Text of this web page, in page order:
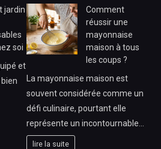
jardin
soi
et
Comment
réussir une
mayonnaise
maison à tous
les coups ?
La mayonnaise maison est
souvent considérée comme un
défi culinaire, pourtant elle
représente un incontournable…
lire la suite